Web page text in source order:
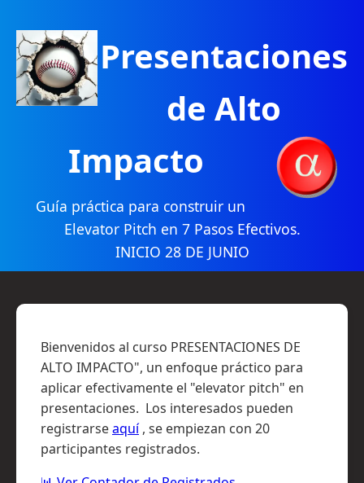
Presentaciones
de Alto
Impacto
Guía práctica para construir un
Elevator Pitch en 7 Pasos Efectivos.
INICIO 28 DE JUNIO
Bienvenidos al curso PRESENTACIONES DE
ALTO IMPACTO", un enfoque práctico para
aplicar efectivamente el "elevator pitch" en
presentaciones. Los interesados pueden
registrarseaquí, se empiezan con 20
participantes registrados.